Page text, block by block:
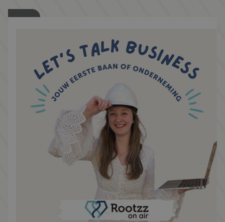
PureBlue Water beantwoorden we stellingen
idee hebt wat je wilt gaan doen na je
opleiding”. Verder duiken we in het
succesverhaal van Tim, die nu zijn (huidige)
droombaan gevonden heeft bij Pure Blue én
licht Marieke toe wat werkgeluk écht inhoudt.